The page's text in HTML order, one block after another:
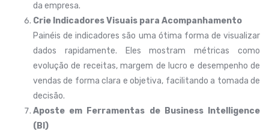
da empresa.
Crie Indicadores Visuais para Acompanhamento
Painéis de indicadores são uma ótima forma de visualizar
dados rapidamente. Eles mostram métricas como
evolução de receitas, margem de lucro e desempenho de
vendas de forma clara e objetiva, facilitando a tomada de
decisão.
Aposte em Ferramentas de Business Intelligence
(BI)